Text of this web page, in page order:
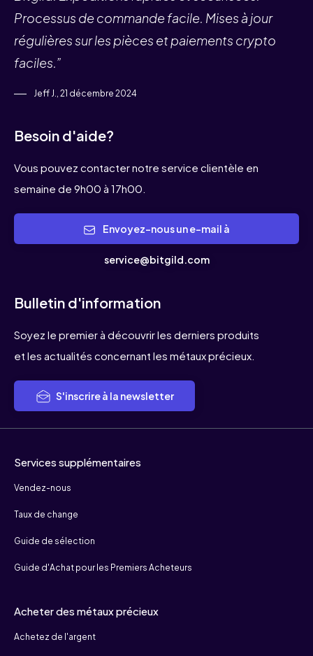
Processus de commande facile. Mises à jour
régulières sur les pièces et paiements crypto
faciles.”
Jeff J., 21 décembre 2024
Besoin d'aide?
Vous pouvez contacter notre service clientèle en
semaine de 9h00 à 17h00.
service@bitgild.com
Bulletin d'information
Soyez le premier à découvrir les derniers produits
et les actualités concernant les métaux précieux.
S'inscrire à la newsletter
Services supplémentaires
Vendez-nous
Taux de change
Guide de sélection
Guide d'Achat pour les Premiers Acheteurs
Acheter des métaux précieux
Achetez de l'argent